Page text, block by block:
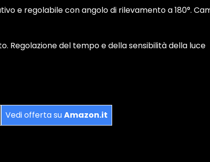
e regolabile con angolo di rilevamento a 180°.
Regolazione del tempo e della sensibilità della luce
Vedi offerta suAmazon.it